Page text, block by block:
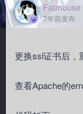
Fatmouse
7年前发布
更换ssl证书后，
查看Apache的